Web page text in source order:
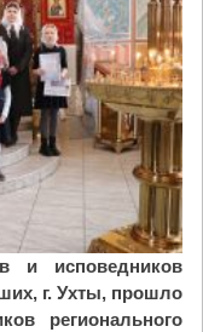
и исповедников
г. Ухты, прошло
регионального